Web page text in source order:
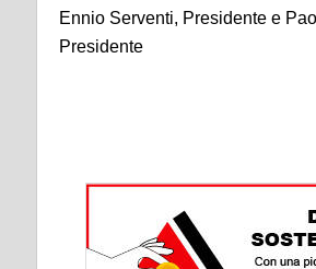
Ennio Serventi, Presidente e
Presidente